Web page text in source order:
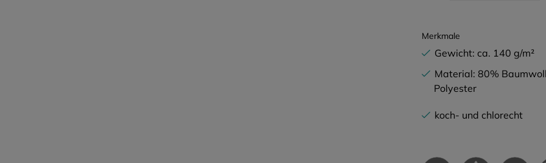
Merkmale
Gewicht: ca. 140 g/m²
Material: 80%
Polyester
koch- und chlorecht